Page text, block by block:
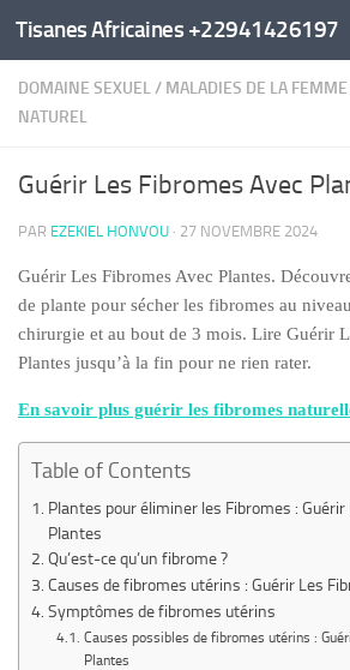
Au dessous du contenu
Tisanes Africaines +22941426197
DOMAINE SEXUEL/ MALADIES DE LA FEMME
NATUREL
Guérir Les Fibromes Avec
PAR EZEKIEL HONVOU · 27 NOVEMBRE 2024
Guérir Les Fibromes Avec Plantes.
de plante pour sécher les fibromes au
chirurgie et au bout de 3 mois. Lire Guérir
Plantes jusqu’à la fin pour ne rien rater.
En savoir plus guérir les fibromes
Table of Contents
Plantes pour éliminer les Fibromes : Guérir
Plantes
Qu’est-ce qu’un fibrome ?
Causes de fibromes utérins : Guérir Les
Symptômes de fibromes utérins
Causes possibles de fibromes utérins :
Plantes